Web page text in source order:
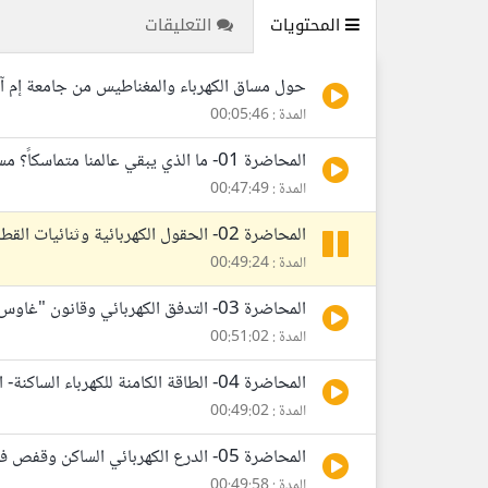
المحتويات التعليقات
حول مساق الكهرباء والمغناطيس من جامعة
المدة : 00:05:46
المحاضرة 01- ما الذي يبقي عالمنا متماسكاً؟ مساق الكهرباء والمغناطيس-MIT
المدة : 00:47:49
المحاضرة 02- الحقول الكهربائية وثنائيات القطبية-مساق الكهرباء والمغناطيس-MIT
المدة : 00:49:24
المحاضرة 03- التدفق الكهربائي وقانون "غاوس"- مساق الكهرباء والمغناطيس-MIT
المدة : 00:51:02
المحاضرة 04- الطاقة الكامنة للكهرباء الساكنة- الجهد الكهربائي- مساق الكهرباء والمغناطيس-MIT
المدة : 00:49:02
المحاضرة 05- الدرع الكهربائي الساكن وقفص فاراداي- مساق الكهرباء والمغناطيس-MIT